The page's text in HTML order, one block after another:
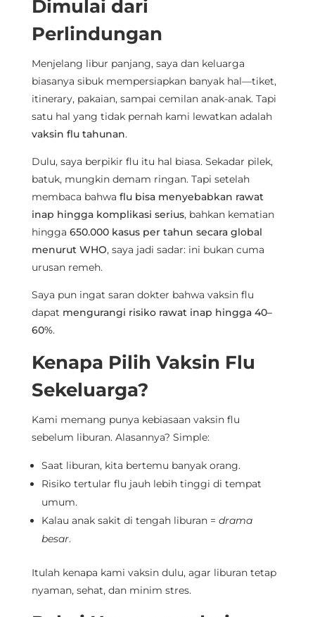
Dimulai dari
Perlindungan
Menjelang libur panjang, saya dan keluarga
biasanya sibuk mempersiapkan banyak hal—tiket,
itinerary, pakaian, sampai cemilan anak-anak. Tapi
satu hal yang tidak pernah kami lewatkan adalah
vaksin flu tahunan.
Dulu, saya berpikir flu itu hal biasa. Sekadar pilek,
batuk, mungkin demam ringan. Tapi setelah
membaca bahwa flu bisa menyebabkan rawat
inap hingga komplikasi serius, bahkan kematian
hingga 650.000 kasus per tahun secara global
menurut WHO, saya jadi sadar: ini bukan cuma
urusan remeh.
Saya pun ingat saran dokter bahwa vaksin flu
dapat mengurangi risiko rawat inap hingga 40–
60%.
Kenapa Pilih Vaksin Flu
Sekeluarga?
Kami memang punya kebiasaan vaksin flu
sebelum liburan. Alasannya? Simple:
Saat liburan, kita bertemu banyak orang.
Risiko tertular flu jauh lebih tinggi di tempat
umum.
Kalau anak sakit di tengah liburan = drama
besar.
Itulah kenapa kami vaksin dulu, agar liburan tetap
nyaman, sehat, dan minim stres.